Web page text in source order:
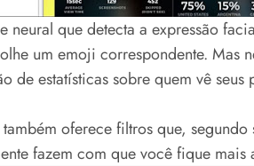
neural que detecta a expressão
um emoji correspondente. Mas
de estatísticas sobre quem vê
oferece filtros que, segundo
fazem com que você fique mais